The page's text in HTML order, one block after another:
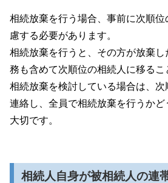
相続放棄を行う場合、事前に次順
慮する必要があります。
相続放棄を行うと、その方が放棄
務も含めて次順位の相続人に移るこ
相続放棄を検討している場合は、
連絡し、全員で相続放棄を行うか
大切です。
相続人自身が被相続人の連